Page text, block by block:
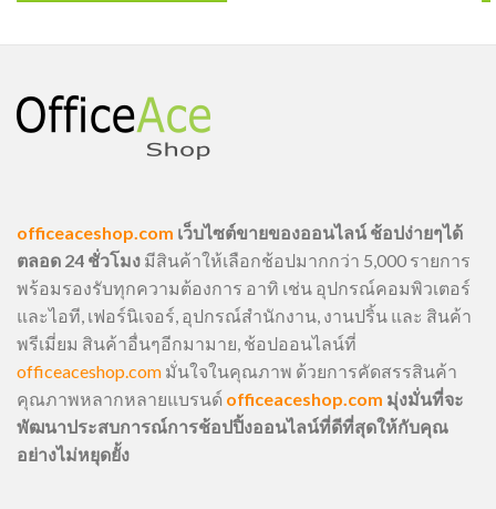
officeaceshop.com เว็บไซต์ขายของออนไลน์ ช้อปง่ายๆได้
ตลอด 24 ชั่วโมง มีสินค้าให้เลือกช้อปมากกว่า 5,000 รายการ
พร้อมรองรับทุกความต้องการ อาทิ เช่น อุปกรณ์คอมพิวเตอร์
และไอที, เฟอร์นิเจอร์, อุปกรณ์สำนักงาน, งานปริ้น และ สินค้า
พรีเมี่ยม สินค้าอื่นๆอีกมามาย, ช้อปออนไลน์ที่
officeaceshop.com มั่นใจในคุณภาพ ด้วยการคัดสรรสินค้า
คุณภาพหลากหลายแบรนด์ officeaceshop.com มุ่งมั่นที่จะ
พัฒนาประสบการณ์การช้อปปิ้งออนไลน์ที่ดีที่สุดให้กับคุณ
อย่างไม่หยุดยั้ง